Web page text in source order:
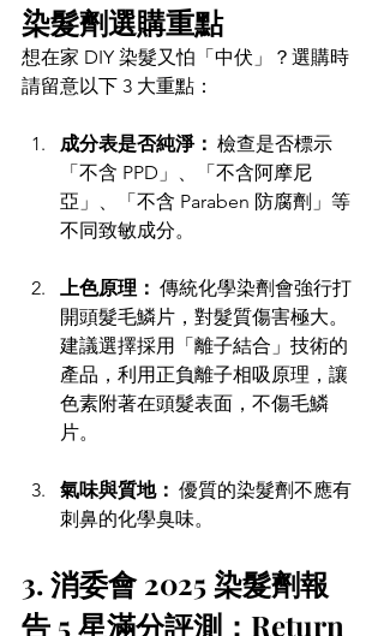
染髮劑選購重點
想在家 DIY 染髮又怕「中伏」？選購時
請留意以下 3 大重點：
成分表是否純淨： 檢查是否標示
「不含 PPD」、「不含阿摩尼
亞」、「不含 Paraben 防腐劑」等
不同致敏成分。
上色原理： 傳統化學染劑會強行打
開頭髮毛鱗片，對髮質傷害極大。
建議選擇採用「離子結合」技術的
產品，利用正負離子相吸原理，讓
色素附著在頭髮表面，不傷毛鱗
片。
氣味與質地： 優質的染髮劑不應有
刺鼻的化學臭味。
3. 消委會 2025 染髮劑報
告 5 星滿分評測：Return